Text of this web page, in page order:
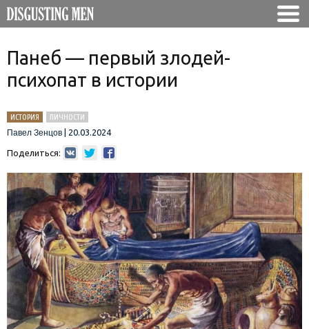
Панеб — первый злодей-
психопат в истории
ИСТОРИЯ
ЛИЧНОСТИ
Павел Зенцов
20.03.2024
Поделиться: